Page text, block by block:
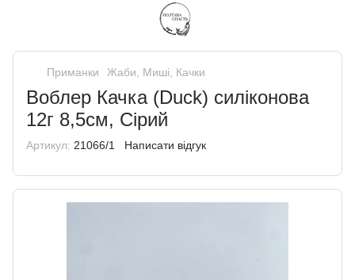
Приманки Жаби, Миші, Качки
Воблер Качка (Duck) силіконова
12г 8,5см, Сірий
Артикул: 21066/1 Написати відгук